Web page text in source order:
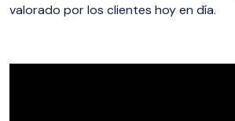
valorado por los clientes hoy en día.